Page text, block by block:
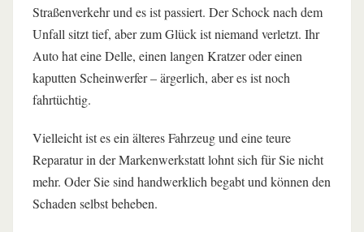
🔑 Das Sachverständigengutachten: Ihr Schlüssel zur
erfolgreichen Abrechnung
🛡️ Kürzungen der Versicherung: So wehren Sie sich
erfolgreich!
Reparatur den Wert übersteigt?
Fazit: Wann die fiktive Abrechnung für Sie die beste
Wahl ist
Straßenverkehr und es ist passiert. Der Schock nach dem
Unfall sitzt tief, aber zum Glück ist niemand verletzt. Ihr
Auto hat eine Delle, einen langen Kratzer oder einen
kaputten Scheinwerfer – ärgerlich, aber es ist noch
fahrtüchtig.
Vielleicht ist es ein älteres Fahrzeug und eine teure
Reparatur in der Markenwerkstatt lohnt sich für Sie nicht
mehr. Oder Sie sind handwerklich begabt und können den
Schaden selbst beheben.